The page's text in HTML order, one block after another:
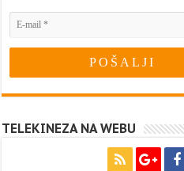
TELEKINEZA NA WEBU